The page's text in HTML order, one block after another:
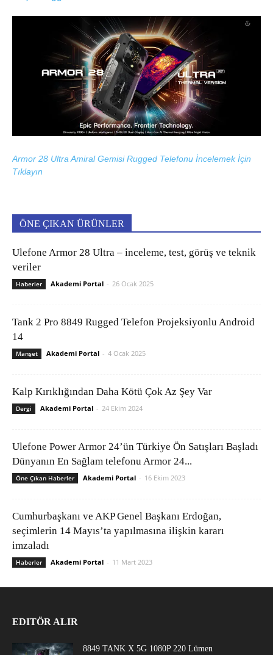
Armor 28 Ultra Amiral Gemisi Rugged Telefonu İncelemek İçin
Tıklayın
ÖNE ÇIKAN ÜRÜNLER
Ulefone Armor 28 Ultra – inceleme, test, görüş ve teknik
veriler
Haberler Akademi Portal - 26 Ocak 2025
Tank 2 Pro 8849 Rugged Telefon Projeksiyonlu Android
14
Manşet Akademi Portal - 4 Ocak 2025
Kalp Kırıklığından Daha Kötü Çok Az Şey Var
Dergi Akademi Portal - 24 Ekim 2024
Ulefone Power Armor 24’ün Türkiye Ön Satışları Başladı
Dünyanın En Sağlam telefonu Armor 24...
Öne Çıkan Haberler Akademi Portal - 16 Ekim 2023
Cumhurbaşkanı ve AKP Genel Başkanı Erdoğan,
seçimlerin 14 Mayıs’ta yapılmasına ilişkin kararı
imzaladı
Haberler Akademi Portal - 11 Mart 2023
EDITÖR ALIR
8849 TANK X 5G 1080P 220 Lümen